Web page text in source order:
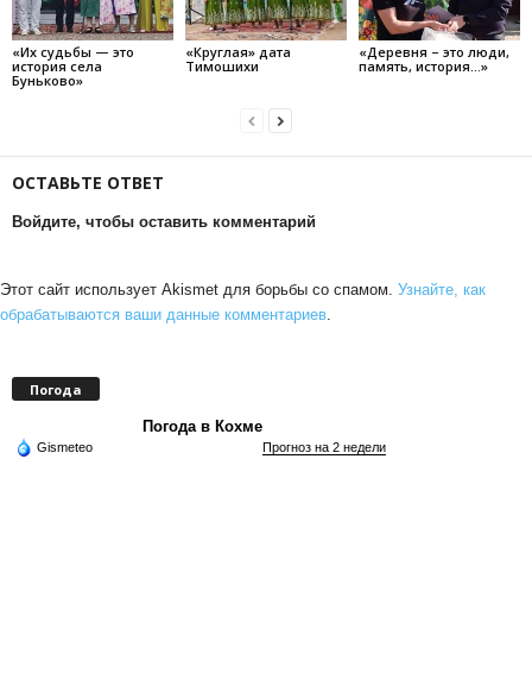
«Их судьбы — это
история села
Буньково»
«Круглая» дата
Тимошихи
«Деревня – это люди,
память, история…»
ОСТАВЬТЕ ОТВЕТ
Войдите, чтобы оставить комментарий
Этот сайт использует Akismet для борьбы со спамом. Узнайте, как
обрабатываются ваши данные комментариев.
Погода
Погода в Кохме
Gismeteo Прогноз на 2 недели